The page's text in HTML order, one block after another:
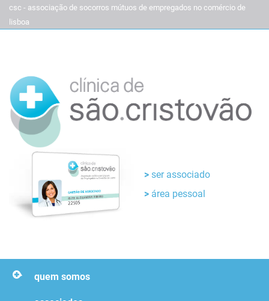
csc - associação de socorros mútuos de empregados no comércio de
lisboa
ser associado
área pessoal
homepage
quem somos